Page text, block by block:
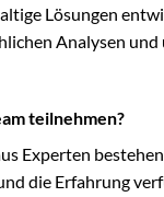
Lösungen
Analysen
teilnehmen?
Experten
die Erfahrung